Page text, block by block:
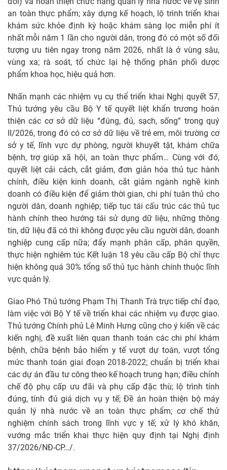
an toàn thực phẩm; xây dựng kế hoạch, lộ trình triển khai
khám sức khỏe định kỳ hoặc khám sàng lọc miễn phí ít
nhất mỗi năm 1 lần cho người dân, trong đó có một số đối
tượng ưu tiên ngay trong năm 2026, nhất là ở vùng sâu,
vùng xa; rà soát, tổ chức lại hệ thống phân phối dược
phẩm khoa học, hiệu quả hơn.
Nhấn mạnh các nhiệm vụ cụ thể triển khai Nghị quyết 57,
Thủ tướng yêu cầu Bộ Y tế quyết liệt khẩn trương hoàn
thiện các cơ sở dữ liệu “đúng, đủ, sạch, sống” trong quý
II/2026, trong đó có cơ sở dữ liệu về trẻ em, môi trường cơ
sở y tế, lĩnh vực dự phòng, người khuyết tật, khám chữa
bệnh, trợ giúp xã hội, an toàn thực phẩm… Cùng với đó,
quyết liệt cải cách, cắt giảm, đơn giản hóa thủ tục hành
chính, điều kiện kinh doanh, cắt giảm ngành nghề kinh
doanh có điều kiện để giảm thời gian, chi phí tuân thủ cho
người dân, doanh nghiệp; tiếp tục tái cấu trúc các thủ tục
hành chính theo hướng tái sử dụng dữ liệu, những thông
tin, dữ liệu đã có thì không được yêu cầu người dân, doanh
nghiệp cung cấp nữa; đẩy mạnh phân cấp, phân quyền,
thực hiện nghiêm túc Kết luận 18 yêu cầu cấp Bộ chỉ thực
hiện không quá 30% tổng số thủ tục hành chính thuộc lĩnh
vực quản lý.
Giao Phó Thủ tướng Phạm Thị Thanh Trà trực tiếp chỉ đạo,
làm việc với Bộ Y tế về triển khai các nhiệm vụ được giao.
Thủ tướng Chính phủ Lê Minh Hưng cũng cho ý kiến về các
kiến nghị, đề xuất liên quan thanh toán các chi phí khám
bệnh, chữa bệnh bảo hiểm y tế vượt dự toán, vượt tổng
mức thanh toán giai đoạn 2018-2022; chuẩn bị triển khai
các dự án đầu tư công theo kế hoạch trung hạn; điều chỉnh
chế độ phụ cấp ưu đãi và phụ cấp đặc thù; lộ trình tính
đúng, tính đủ giá dịch vụ y tế; Đề án hoàn thiện bộ máy
quản lý nhà nước về an toàn thực phẩm; cơ chế thử
nghiệm chính sách trong lĩnh vực y tế; xử lý khó khăn,
vướng mắc triển khai thực hiện quy định tại Nghị định
37/2026/NĐ-CP…/.